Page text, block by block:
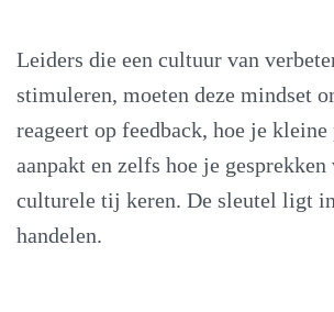
Leiders die een cultuur van
stimuleren, moeten deze mindset
reageert op feedback, hoe je kleine
aanpakt en zelfs hoe je
culturele tij keren. De sleutel ligt
handelen.